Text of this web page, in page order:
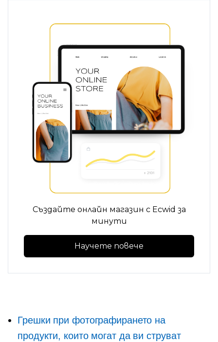
Създайте онлайн магазин с Ecwid за
минути
Научете повече
Грешки при фотографирането на
продукти, които могат да ви струват